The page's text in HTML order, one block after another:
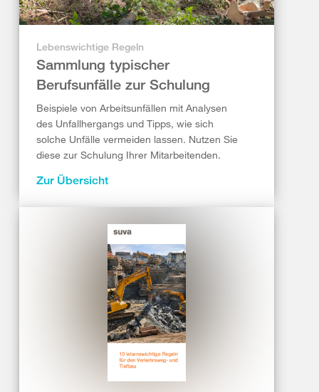
Lebenswichtige Regeln
Sammlung typischer
Berufsunfälle zur Schulung
Beispiele von Arbeitsunfällen mit Analysen
des Unfallhergangs und Tipps, wie sich
solche Unfälle vermeiden lassen. Nutzen Sie
diese zur Schulung Ihrer Mitarbeitenden.
Zur Übersicht